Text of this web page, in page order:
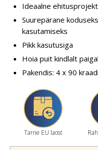
Ideaalne
Suurepärane
kasutamiseks
Pikk kasutusiga
Hoia puit kindlalt paigal
Pakendis: 4 x 90
Tarne EU laost